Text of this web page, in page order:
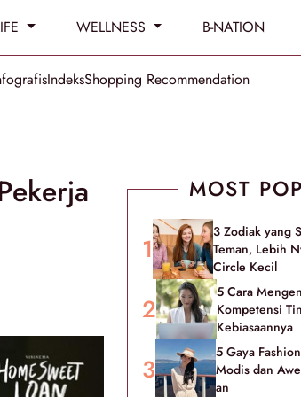
WELLNESS B-NATION
IndeksShopping Recommendation
MOST
3 Zodiak yang
Teman, Lebih
Circle Kecil
5 Cara
Kompetensi
Kebiasaannya
5 Gaya
Modis dan
an